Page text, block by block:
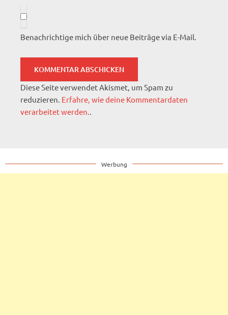
Benachrichtige mich über neue Beiträge via E-Mail.
Diese Seite verwendet Akismet, um Spam zu
reduzieren. Erfahre, wie deine Kommentardaten
verarbeitet werden..
Werbung